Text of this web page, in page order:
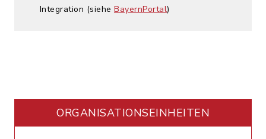
Integration (siehe BayernPortal)
ORGANISATIONS­EINHEITEN